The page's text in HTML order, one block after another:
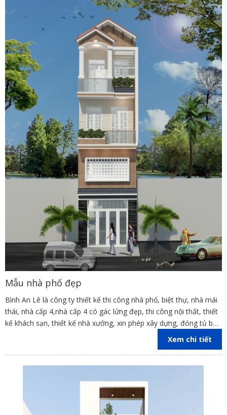
Mẫu nhà phố đẹp
Bình An Lê là công ty thiết kế thi công nhà phố, biệt thự, nhà mái
thái, nhà cấp 4,nhà cấp 4 có gác lửng đẹp, thi công nội thất, thiết
kế khách sạn, thiết kế nhà xưởng, xin phép xây dựng, đóng tủ bếp
trên địa bàn các tỉnh Đồng Nai, Bình Dương, TP Hồ Chí Minh,
Xem chi tiết